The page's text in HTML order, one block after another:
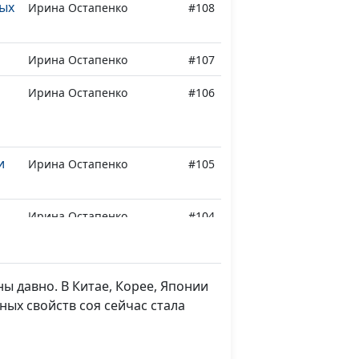
Ирина Остапенко #108
Ирина Остапенко #107
Ирина Остапенко #106
Ирина Остапенко #105
Ирина Остапенко #104
Ирина Остапенко #103
давно. В Китае, Корее, Японии
свойств соя сейчас стала